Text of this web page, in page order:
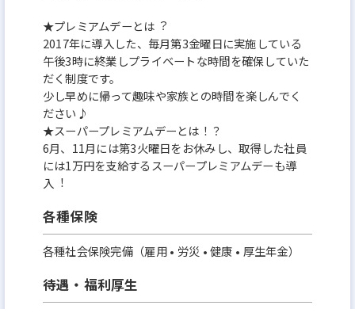
★プレミアムデーとは︖
2017年に導⼊した、毎⽉第3金曜⽇に実施している
午後3時に終業しプライベートな時間を確保していた
だく制度です。
少し早めに帰って趣味や家族との時間を楽しんでく
ださい♪
★スーパープレミアムデーとは！？
6⽉、11⽉には第3火曜日をお休みし、取得した社員
には1万円を⽀給するスーパープレミアムデーも導
⼊︕
各種保険
各種社会保険完備（雇用 • 労災 • 健康 • 厚生年金）
待遇・福利厚生